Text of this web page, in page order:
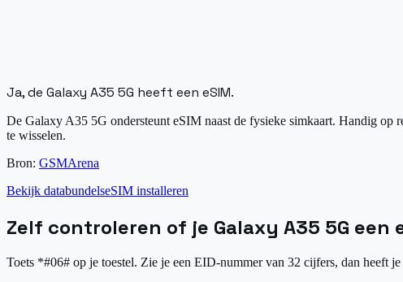
Ja, de Galaxy A35 5G heeft een eSIM.
De Galaxy A35 5G ondersteunt eSIM naast de fysieke simkaart. Handig op
te wisselen.
Bron: GSMArena
Bekijk databundelseSIM installeren
Zelf controleren of je Galaxy A35 5G een
Toets *#06# op je toestel. Zie je een EID-nummer van 32 cijfers, dan